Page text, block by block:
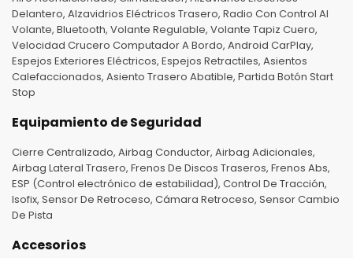
Delantero, Alzavidrios Eléctricos Trasero, Radio Con Control Al
Volante, Bluetooth, Volante Regulable, Volante Tapiz Cuero,
Velocidad Crucero Computador A Bordo, Android CarPlay,
Espejos Exteriores Eléctricos, Espejos Retractiles, Asientos
Calefaccionados, Asiento Trasero Abatible, Partida Botón Start
Stop
Equipamiento de Seguridad
Cierre Centralizado, Airbag Conductor, Airbag Adicionales,
Airbag Lateral Trasero, Frenos De Discos Traseros, Frenos Abs,
ESP (Control electrónico de estabilidad), Control De Tracción,
Isofix, Sensor De Retroceso, Cámara Retroceso, Sensor Cambio
De Pista
Accesorios